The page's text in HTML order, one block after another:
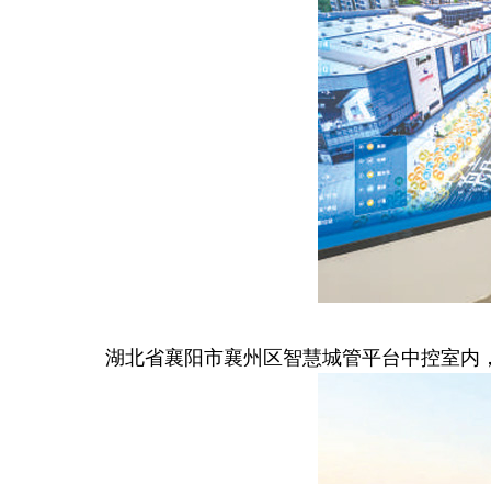
湖北省襄阳市襄州区智慧城管平台中控室内